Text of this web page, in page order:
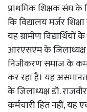
प्राथमिक शिक्षक संघ
कि विद्यालय मर्जर
यह ग्रामीण
आरएसएम के जिलाध्यक्ष
निजीकरण समाज के
कर रहा है। यह
के जिलाध्यक्ष डॉ.
कर्मचारी हित नहीं, यह